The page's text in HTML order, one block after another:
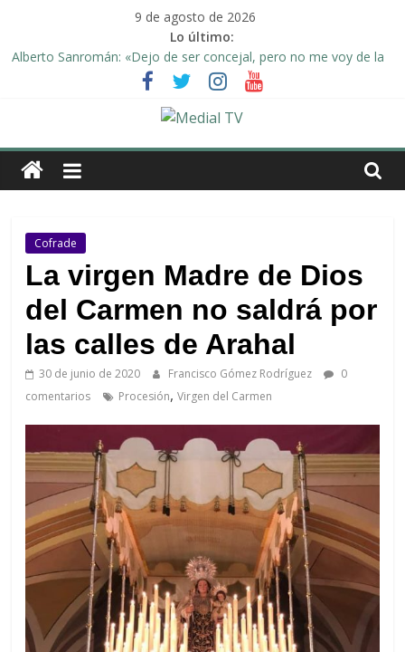
contenido
9 de agosto de 2026
Lo último:
Alberto Sanromán: «Dejo de ser concejal, pero no me voy de la
Deporte y solidaridad, de la mano una vez más en Arahal
El emotivo agradecimiento de la familia afectada por el incendio
Convocado nuevo pleno ordinario del Ayuntamiento de Arahal
Una Plataforma de Morón pide unión a los pueblos de la
comarca para evitar la planta de biogás en término de Arahal
Medial
TV
diario
digital
televisión
Arahal
Cofrade
La virgen Madre de Dios
del Carmen no saldrá por
las calles de Arahal
30 de junio de 2020 Francisco Gómez Rodríguez
0
comentarios
Procesión,Virgen del Carmen